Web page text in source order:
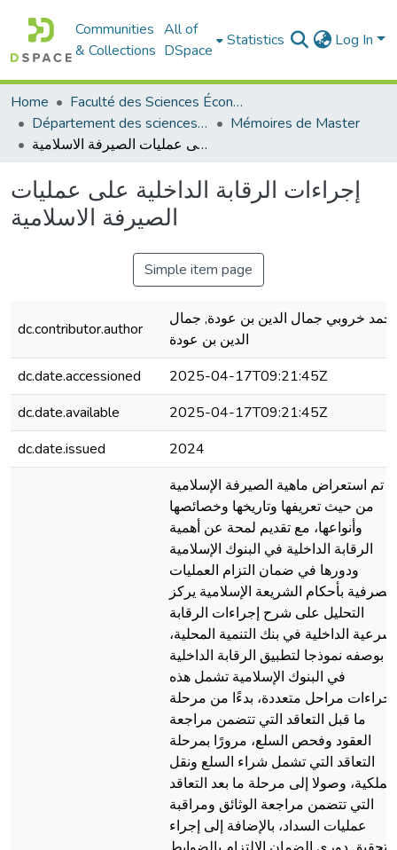
Communities
& Collections
All of
DSpace
Statistics Log In
Home
Faculté des Sciences Économiques Commerciales et des Sciences de Gestion
Département des sciences économiques
Mémoires de Master
إجراءات الرقابة الداخلية على عمليات الصيرفة الاسلامية
إجراءات الرقابة الداخلية على عمليات
الصيرفة الاسلامية
Simple item page
dc.contributor.author
خروبي جمال الدين بن عودة, جمال
الدين بن عودة
dc.date.accessioned
2025-04-17T09:21:45Z
dc.date.available
2025-04-17T09:21:45Z
dc.date.issued
2024
تم استعراض ماهية الصيرفة الإسلامية
من حيث تعريفها وتاريخها وخصائصها
وأنواعها، مع تقديم لمحة عن أهمية
الرقابة الداخلية في البنوك الإسلامية
ودورها في ضمان التزام العمليات
بأحكام الشريعة الإسلامية يركز
التحليل على شرح إجراءات الرقابة
الداخلية في بنك التنمية المحلية،
بوصفه نموذجا لتطبيق الرقابة الداخلية
في البنوك الإسلامية تشمل هذه
مراحل متعددة، بدءًا من مرحلة
ما قبل التعاقد التي تتضمن مراجعة
العقود وفحص السلع، مرورًا بمرحلة
التعاقد التي تشمل شراء السلع ونقل
الملكية، وصولا إلى مرحلة ما بعد التعاقد
التي تتضمن مراجعة الوثائق ومراقبة
عمليات السداد، بالإضافة إلى إجراء